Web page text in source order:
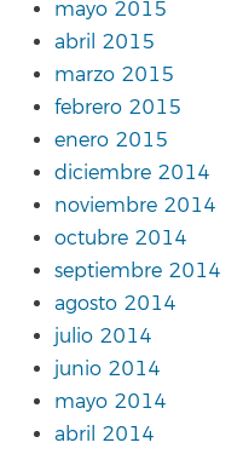
mayo 2015
abril 2015
marzo 2015
febrero 2015
enero 2015
diciembre 2014
noviembre 2014
octubre 2014
septiembre 2014
agosto 2014
julio 2014
junio 2014
mayo 2014
abril 2014